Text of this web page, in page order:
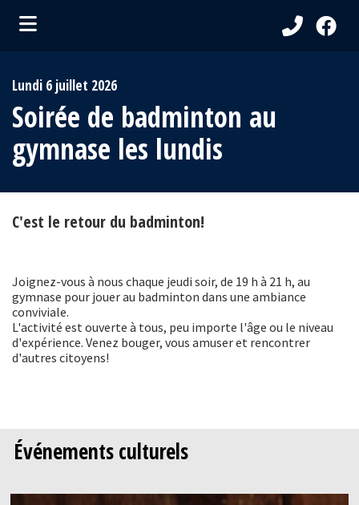
(Visiteurs )
(Loisirs et culture )
Lundi 6 juillet 2026
Soirée de badminton au
gymnase les lundis
C'est le retour du badminton!
Joignez-vous à nous chaque jeudi soir, de 19 h à 21 h, au
gymnase pour jouer au badminton dans une ambiance
conviviale.
L'activité est ouverte à tous, peu importe l'âge ou le niveau
d'expérience. Venez bouger, vous amuser et rencontrer
d'autres citoyens!
Événements culturels